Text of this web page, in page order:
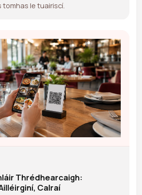
tomhas le tuairiscí.
Thrédhearcaigh:
Calraí